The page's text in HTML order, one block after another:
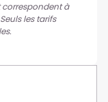
correspondent à
les tarifs